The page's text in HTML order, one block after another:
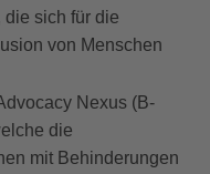
die sich für die
von Menschen
Nexus (B-
die
mit Behinderungen